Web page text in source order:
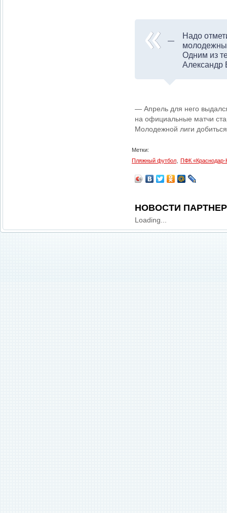
Надо
Одним из
Александр
— Апрель для него
на официальные матчи
Молодежной лиги
Метки:
Пляжный футбол
ПФК
НОВОСТИ
Loading...